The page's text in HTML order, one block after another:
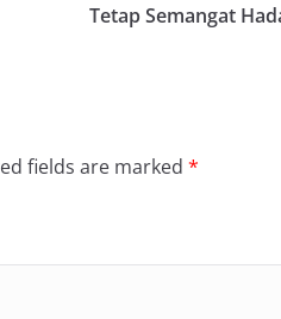
Tetap Semangat
fields are marked *